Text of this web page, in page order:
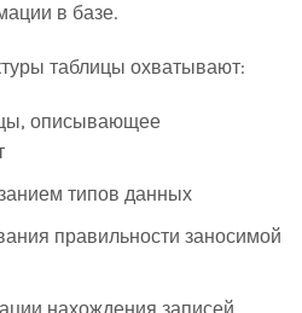
в базе.
таблицы охватывают:
описывающее
типов данных
правильности заносимой